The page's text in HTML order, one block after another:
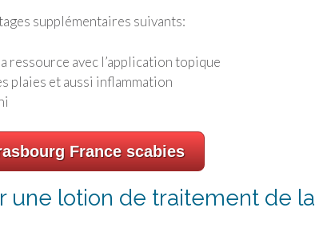
supplémentaires suivants:
ressource avec l’application topique
plaies et aussi inflammation
France scabies
une lotion de traitement de la